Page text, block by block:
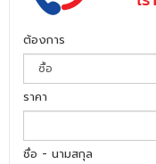
ต้องการ
ราคา
ชื่อ - นามสกุล